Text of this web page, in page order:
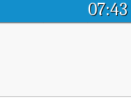
07:43